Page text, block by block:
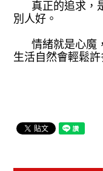
真正的追求，
別人好。
情緒就是心魔，
生活自然會輕鬆許